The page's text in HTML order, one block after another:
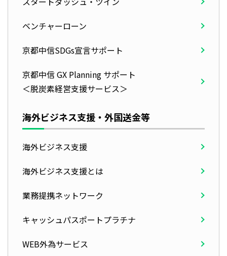
ベンチャーローン
京都中信SDGs宣言サポート
京都中信 GX Planning サポート
＜脱炭素経営支援サービス＞
海外ビジネス支援・外国送金等
海外ビジネス支援
海外ビジネス支援とは
業務提携ネットワーク
キャッシュパスポートプラチナ
WEB外為サービス